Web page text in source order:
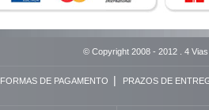
© Copyright 2008 - 2012 . 4
FORMAS DE PAGAMENTO | PRAZOS DE